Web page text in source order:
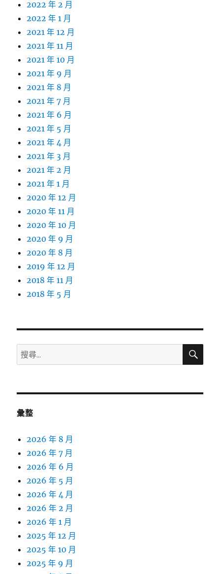
2022 年 2 月
2022 年 1 月
2021 年 12 月
2021 年 11 月
2021 年 10 月
2021 年 9 月
2021 年 8 月
2021 年 7 月
2021 年 6 月
2021 年 5 月
2021 年 4 月
2021 年 3 月
2021 年 2 月
2021 年 1 月
2020 年 12 月
2020 年 11 月
2020 年 10 月
2020 年 9 月
2020 年 8 月
2019 年 12 月
2018 年 11 月
2018 年 5 月
搜
尋
鍵
搜
彙整
2026 年 8 月
2026 年 7 月
2026 年 6 月
2026 年 5 月
2026 年 4 月
2026 年 2 月
2026 年 1 月
2025 年 12 月
2025 年 10 月
2025 年 9 月